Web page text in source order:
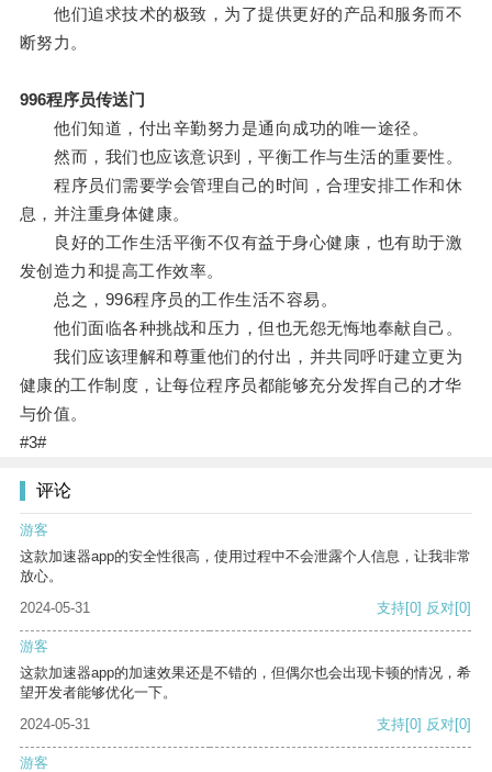
他们追求技术的极致，为了提供更好的产品和服务而不
断努力。
996程序员传送门
他们知道，付出辛勤努力是通向成功的唯一途径。
然而，我们也应该意识到，平衡工作与生活的重要性。
程序员们需要学会管理自己的时间，合理安排工作和休
息，并注重身体健康。
良好的工作生活平衡不仅有益于身心健康，也有助于激
发创造力和提高工作效率。
总之，996程序员的工作生活不容易。
他们面临各种挑战和压力，但也无怨无悔地奉献自己。
我们应该理解和尊重他们的付出，并共同呼吁建立更为
健康的工作制度，让每位程序员都能够充分发挥自己的才华
与价值。
#3#
评论
游客
这款加速器app的安全性很高，使用过程中不会泄露个人信息，让我非常
放心。
2024-05-31
支持[0] 反对[0]
游客
这款加速器app的加速效果还是不错的，但偶尔也会出现卡顿的情况，希
望开发者能够优化一下。
2024-05-31
支持[0] 反对[0]
游客